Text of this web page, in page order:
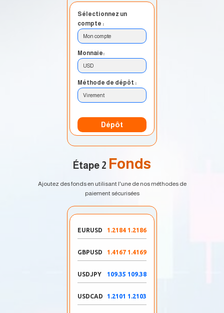
Sélectionnez un
compte :
Mon compte
Monnaie:
USD
Méthode de dépôt :
Virement
Dépôt
Étape 2 Fonds
Ajoutez des fonds en utilisant l'une de nos méthodes de
paiement sécurisées
EURUSD 1.2184 1.2186
GBPUSD 1.4167 1.4169
USDJPY 109.35 109.38
USDCAD 1.2101 1.2103